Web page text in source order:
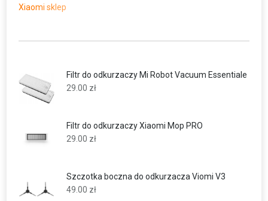
Xiaomi sklep
Filtr do odkurzaczy Mi Robot Vacuum Essentiale
29.00 zł
Filtr do odkurzaczy Xiaomi Mop PRO
29.00 zł
Szczotka boczna do odkurzacza Viomi V3
49.00 zł